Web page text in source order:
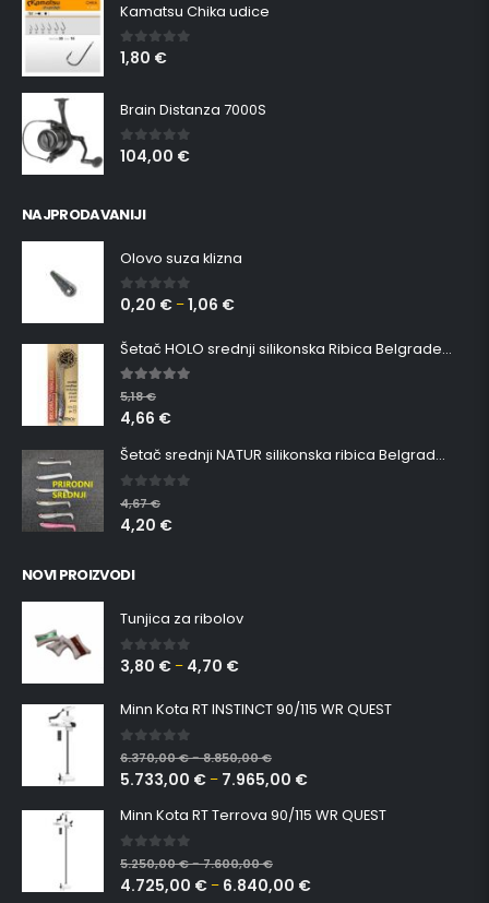
Kamatsu Chika udice
0 out of 5
1,80 €
Brain Distanza 7000S
0out of 5
104,00 €
NAJPRODAVANIJI
Olovo suza klizna
0 out of 5
0,20 € –1,06 €
Šetač HOLO srednji silikonska Ribica Belgrade Walker
5.00out of 5
5,18€
4,66 €
Šetač srednji NATUR silikonska ribica Belgrade Walker
0 out of 5
4,67€
4,20 €
NOVI PROIZVODI
Tunjica za ribolov
0 out of 5
3,80 € – 4,70 €
Minn Kota RT INSTINCT 90/115 WR QUEST
0 out of 5
6.370,00€–8.850,00€
5.733,00 € – 7.965,00 €
Minn Kota RT Terrova 90/115 WR QUEST
0 out of 5
5.250,00€–7.600,00€
4.725,00 € – 6.840,00 €